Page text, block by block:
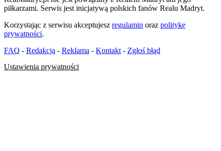
piłkarzami. Serwis jest inicjatywą polskich fanów Realu Madryt.
Korzystając z serwisu akceptujesz regulamin oraz politykę
prywatności.
FAQ - Redakcja - Reklama - Kontakt - Zgłoś błąd
Ustawienia prywatności